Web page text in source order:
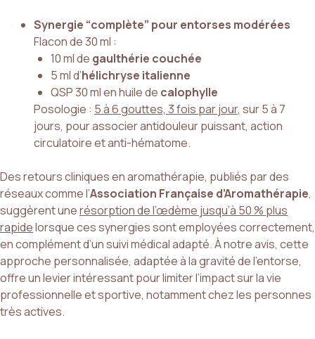
Synergie “complète” pour entorses modérées
Flacon de 30 ml :
10 ml de gaulthérie couchée
5 ml d’hélichryse italienne
QSP 30 ml en huile de calophylle
Posologie : 5 à 6 gouttes, 3 fois par jour, sur 5 à 7
jours, pour associer antidouleur puissant, action
circulatoire et anti-hématome.
Des retours cliniques en aromathérapie, publiés par des
réseaux comme l’Association Française d’Aromathérapie,
suggèrent unerésorption de l’œdème jusqu’à 50 % plus
rapidelorsque ces synergies sont employées correctement,
en complément d’un suivi médical adapté. À notre avis, cette
approche personnalisée, adaptée à la gravité de l’entorse,
offre un levier intéressant pour limiter l’impact sur la vie
professionnelle et sportive, notamment chez les personnes
très actives.